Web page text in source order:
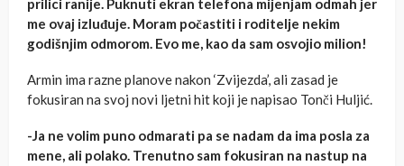
prilici ranije. Puknuti ekran telefona mijenjam odmah jer
me ovaj izluđuje. Moram počastiti i roditelje nekim
godišnjim odmorom. Evo me, kao da sam osvojio milion!
Armin ima razne planove nakon ‘Zvijezda’, ali zasad je
fokusiran na svoj novi ljetni hit koji je napisao Tonči Huljić.
-Ja ne volim puno odmarati pa se nadam da ima posla za
mene, ali polako. Trenutno sam fokusiran na nastup na